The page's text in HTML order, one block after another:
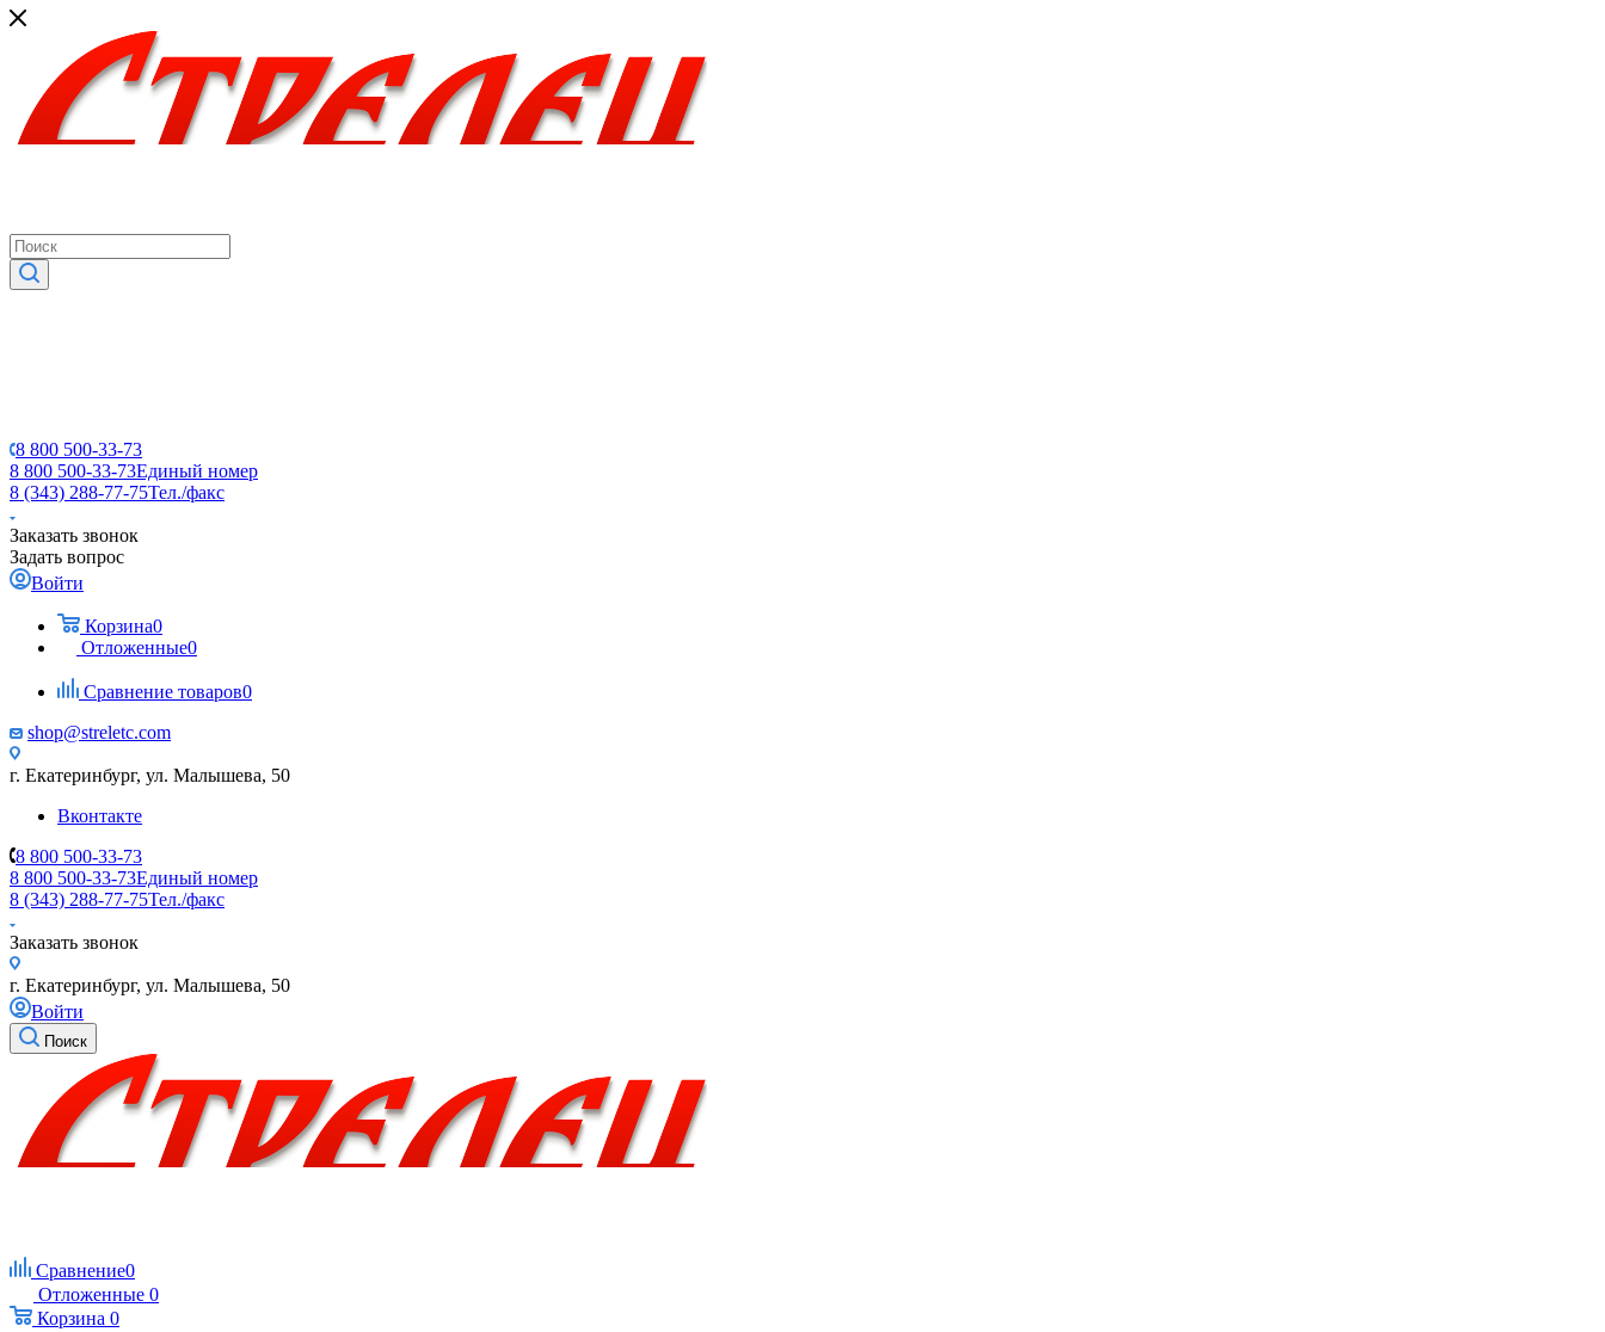
8 800 500-33-73
8 800 500-33-73Единый номер
8 (343) 288-77-75Тел./факс
Заказать звонок
Задать вопрос
Войти
Корзина0
Отложенные0
Сравнение товаров0
shop@streletc.com
г. Екатеринбург, ул. Малышева, 50
Вконтакте
8 800 500-33-73
8 800 500-33-73Единый номер
8 (343) 288-77-75Тел./факс
Заказать звонок
г. Екатеринбург, ул. Малышева, 50
Войти
Поиск
Сравнение0
Отложенные 0
Корзина 0